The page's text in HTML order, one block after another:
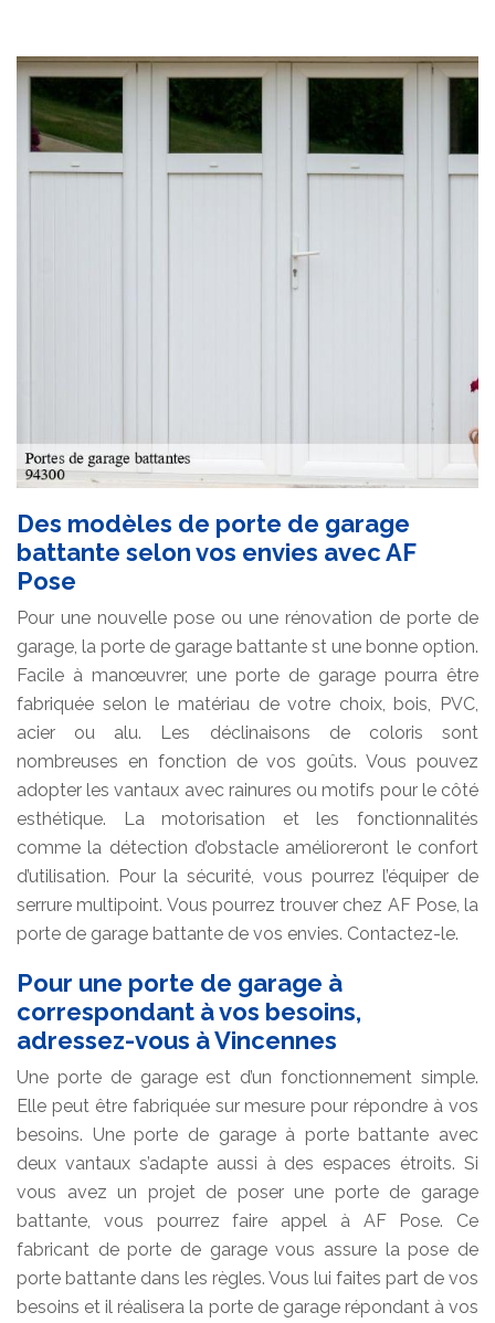
Des modèles de porte de garage
battante selon vos envies avec AF
Pose
Pour une nouvelle pose ou une rénovation de porte de
garage, la porte de garage battante st une bonne option.
Facile à manœuvrer, une porte de garage pourra être
fabriquée selon le matériau de votre choix, bois, PVC,
acier ou alu. Les déclinaisons de coloris sont
nombreuses en fonction de vos goûts. Vous pouvez
adopter les vantaux avec rainures ou motifs pour le côté
esthétique. La motorisation et les fonctionnalités
comme la détection d’obstacle amélioreront le confort
d’utilisation. Pour la sécurité, vous pourrez l’équiper de
serrure multipoint. Vous pourrez trouver chez AF Pose, la
porte de garage battante de vos envies. Contactez-le.
Pour une porte de garage à
correspondant à vos besoins,
adressez-vous à Vincennes
Une porte de garage est d’un fonctionnement simple.
Elle peut être fabriquée sur mesure pour répondre à vos
besoins. Une porte de garage à porte battante avec
deux vantaux s’adapte aussi à des espaces étroits. Si
vous avez un projet de poser une porte de garage
battante, vous pourrez faire appel à AF Pose. Ce
fabricant de porte de garage vous assure la pose de
porte battante dans les règles. Vous lui faites part de vos
besoins et il réalisera la porte de garage répondant à vos